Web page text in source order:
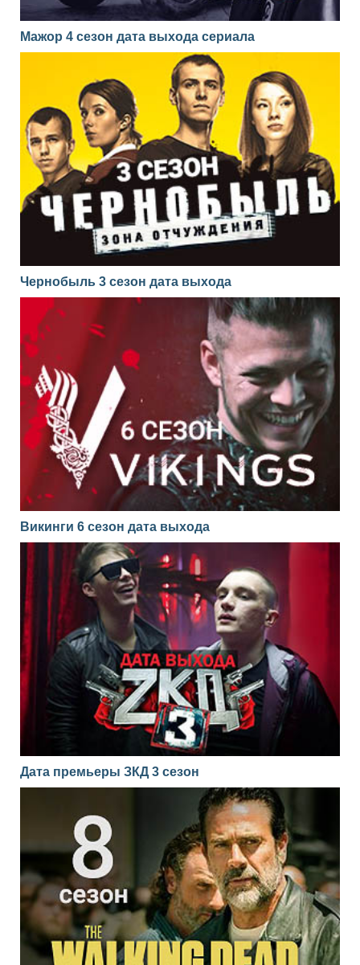
Мажор 4 сезон дата выхода сериала
Чернобыль 3 сезон дата выхода
Викинги 6 сезон дата выхода
Дата премьеры ЗКД 3 сезон